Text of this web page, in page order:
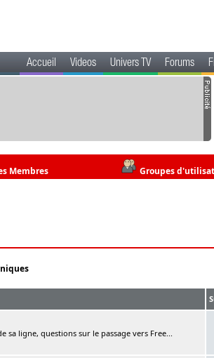
Accueil Videos Univers TV Forums
Membres Groupes
ligne, questions sur le passage vers Free...